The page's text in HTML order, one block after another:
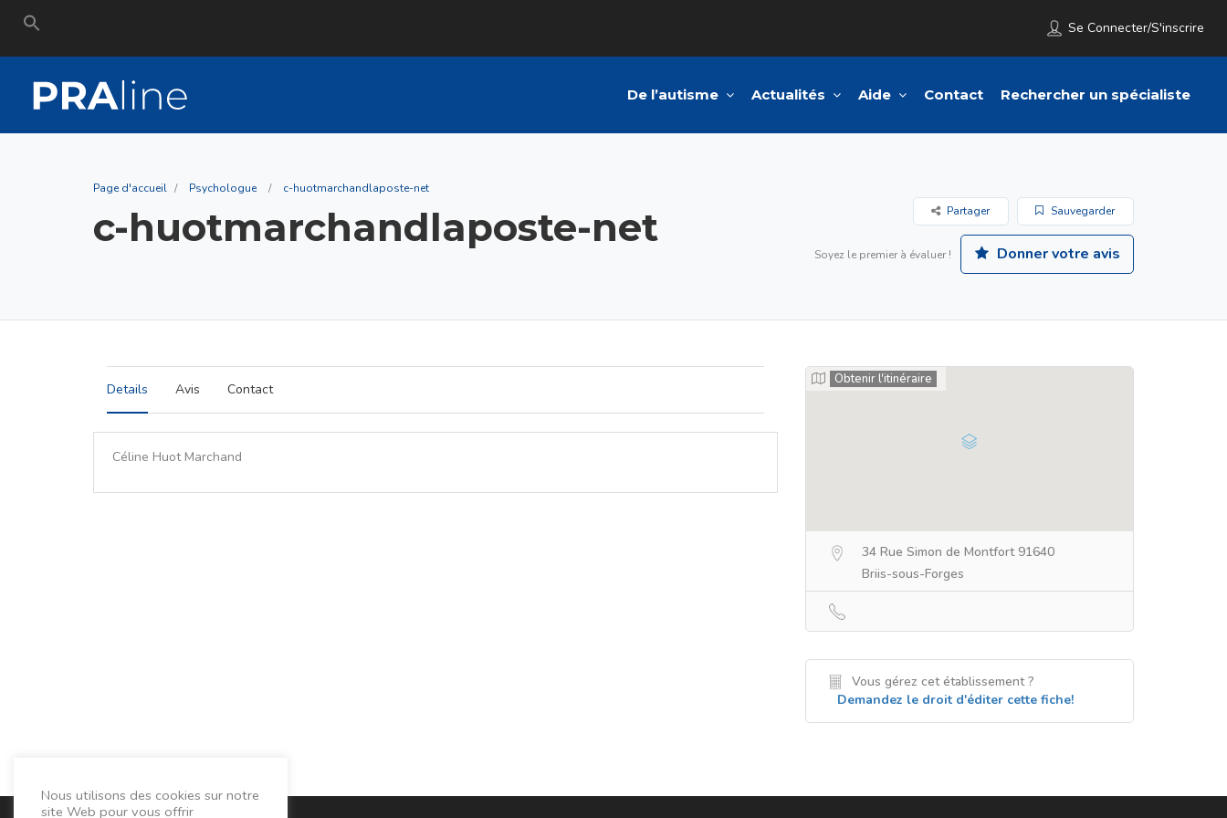
Search Se Connecter/S'inscrire
De l’autisme Actualités Aide Contact Rechercher un spécialiste
Page d'accueil Psychologue c-huotmarchandlaposte-net
c-huotmarchandlaposte-net Sauvegarder
Partager
Soyez le premier à évaluer ! Donner votre avis
Details Avis Contact
Céline Huot Marchand
Obtenir l'itinéraire
34 Rue Simon de Montfort 91640
Briis-sous-Forges
Vous gérez cet établissement ?
Demandez le droit d'éditer cette fiche!
Nous utilisons des cookies sur notre
site Web pour vous offrir